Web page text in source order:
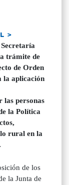
>
Secretaría
trámite de
de Orden
la aplicación
las personas
la Política
rural en la
de los
la Junta de